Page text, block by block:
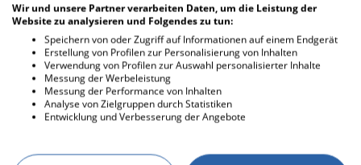
Kommentare
Schreib auch dueinen Kommentar
Wir und unsere Partner verarbeiten Daten, um die Leistung der
Website zu analysieren und Folgendes zu tun:
Speichern von oder Zugriff auf Informationen auf einem Endgerät
Erstellung von Profilen zur Personalisierung von Inhalten
Verwendung von Profilen zur Auswahl personalisierter Inhalte
Messung der Werbeleistung
Messung der Performance von Inhalten
Analyse von Zielgruppen durch Statistiken
Entwicklung und Verbesserung der Angebote